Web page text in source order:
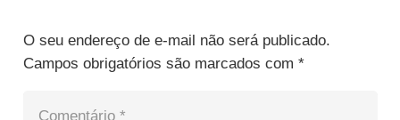
O seu endereço de e-mail não será publicado.
Campos obrigatórios são marcados com *